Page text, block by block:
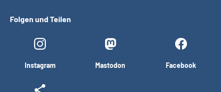
Folgen und Teilen
Instagram Mastodon Facebook